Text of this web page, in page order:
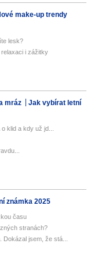
make-up trendy
lesk?
i zážitky
mráz
Jak vybírat letní
klid a kdy už jd...
známka 2025
času
stranách?
jsem, že stá...